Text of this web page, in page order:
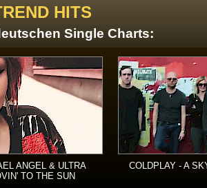
HITS
Single Charts:
ANGEL & ULTRA
TO THE SUN
COLDPLAY - A